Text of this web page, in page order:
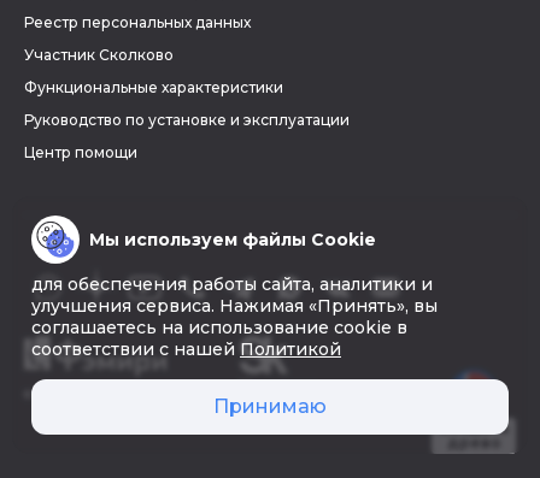
Реестр персональных данных
Участник Сколково
Функциональные характеристики
Руководство по установке и эксплуатации
Центр помощи
© 2026 «Фэмири»
Мы используем файлы Cookie
для обеспечения работы сайта, аналитики и
улучшения сервиса. Нажимая «Принять», вы
соглашаетесь на использование cookie в
соответствии с нашей Политикой
Принимаю
Создать